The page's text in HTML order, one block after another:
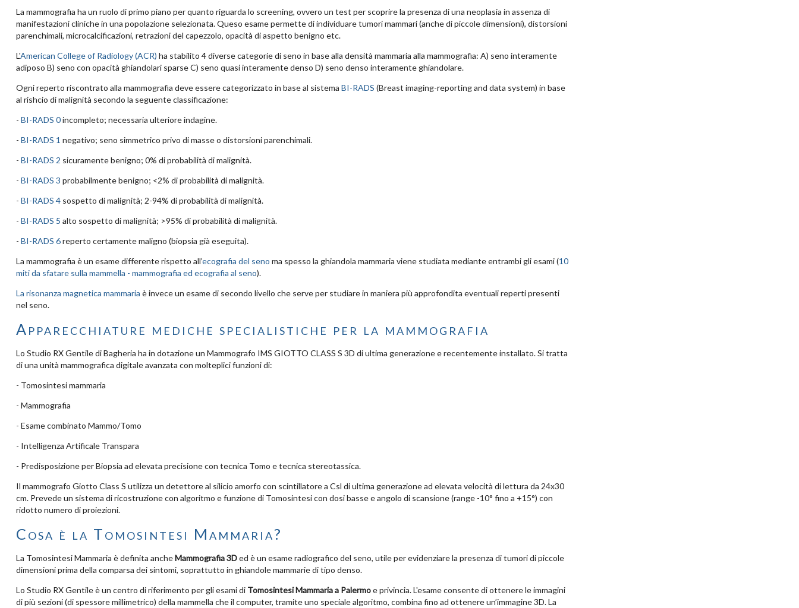
La mammografia ha un ruolo di primo piano per quanto riguarda lo screening, ovvero un test per scoprire la presenza di una neoplasia in assenza di
manifestazioni cliniche in una popolazione selezionata. Queso esame permette di individuare tumori mammari (anche di piccole dimensioni), distorsioni
parenchimali, microcalcificazioni, retrazioni del capezzolo, opacità di aspetto benigno etc.
L'American College of Radiology (ACR) ha stabilito 4 diverse categorie di seno in base alla densità mammaria alla mammografia: A) seno interamente
adiposo B) seno con opacità ghiandolari sparse C) seno quasi interamente denso D) seno denso interamente ghiandolare.
Ogni reperto riscontrato alla mammografia deve essere categorizzato in base al sistema BI-RADS (Breast imaging-reporting and data system) in base
al rishcio di malignità secondo la seguente classificazione:
- BI-RADS 0incompleto; necessaria ulteriore indagine.
- BI-RADS 1 negativo; seno simmetrico privo di masse o distorsioni parenchimali.
- BI-RADS 2 sicuramente benigno; 0% di probabilità di malignità.
- BI-RADS 3 probabilmente benigno; <2% di probabilità di malignità.
- BI-RADS 4sospetto di malignità; 2-94% di probabilità di malignità.
- BI-RADS 5 alto sospetto di malignità; >95% di probabilità di malignità.
- BI-RADS 6reperto certamente maligno (biopsia già eseguita).
La mammografia è un esame differente rispetto all’ecografia del seno ma spesso la ghiandola mammaria viene studiata mediante entrambi gli esami (10
miti da sfatare sulla mammella - mammografia ed ecografia al seno).
La risonanza magnetica mammaria è invece un esame di secondo livello che serve per studiare in maniera più approfondita eventuali reperti presenti
nel seno.
Apparecchiature mediche specialistiche per la mammografia
Lo Studio RX Gentile di Bagheria ha in dotazione un Mammografo IMS GIOTTO CLASS S 3D di ultima generazione e recentemente installato. Si tratta
di una unità mammografica digitale avanzata con molteplici funzioni di:
- Tomosintesi mammaria
- Mammografia
- Esame combinato Mammo/Tomo
- Intelligenza Artificale Transpara
- Predisposizione per Biopsia ad elevata precisione con tecnica Tomo e tecnica stereotassica.
Il mammografo Giotto Class S utilizza un detettore al silicio amorfo con scintillatore a Csl di ultima generazione ad elevata velocità di lettura da 24x30
cm. Prevede un sistema di ricostruzione con algoritmo e funzione di Tomosintesi con dosi basse e angolo di scansione (range -10° fino a +15°) con
ridotto numero di proiezioni.
Cosa è la Tomosintesi Mammaria?
La Tomosintesi Mammaria è definita ancheMammografia 3Ded è un esame radiografico del seno, utile per evidenziare la presenza di tumori di piccole
dimensioni prima della comparsa dei sintomi, soprattutto in ghiandole mammarie di tipo denso.
Lo Studio RX Gentile è un centro di riferimento per gli esami di Tomosintesi Mammaria a Palermoe privincia. L'esame consente di ottenere le immagini
di più sezioni (di spessore millimetrico) della mammella che il computer, tramite uno speciale algoritmo, combina fino ad ottenere un’immagine 3D. La